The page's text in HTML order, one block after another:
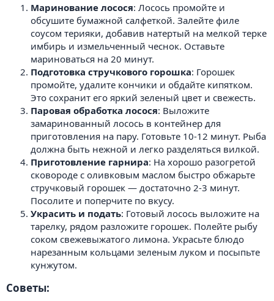
Маринование лосося: Лосось промойте и
обсушите бумажной салфеткой. Залейте филе
соусом терияки, добавив натертый на мелкой терке
имбирь и измельченный чеснок. Оставьте
мариноваться на 20 минут.
Подготовка стручкового горошка: Горошек
промойте, удалите кончики и обдайте кипятком.
Это сохранит его яркий зеленый цвет и свежесть.
Паровая обработка лосося: Выложите
замаринованный лосось в контейнер для
приготовления на пару. Готовьте 10-12 минут. Рыба
должна быть нежной и легко разделяться вилкой.
Приготовление гарнира: На хорошо разогретой
сковороде с оливковым маслом быстро обжарьте
стручковый горошек — достаточно 2-3 минут.
Посолите и поперчите по вкусу.
Украсить и подать: Готовый лосось выложите на
тарелку, рядом разложите горошек. Полейте рыбу
соком свежевыжатого лимона. Украсьте блюдо
нарезанным кольцами зеленым луком и посыпьте
кунжутом.
Советы:​